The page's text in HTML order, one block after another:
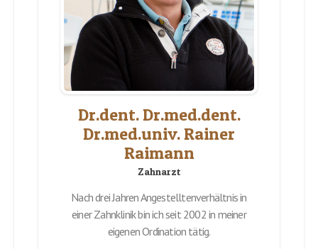
Dr.dent. Dr.med.dent.
Dr.med.univ. Rainer
Raimann
Zahnarzt
Nach drei Jahren Angestelltenverhältnis in
einer Zahnklinik bin ich seit 2002 in meiner